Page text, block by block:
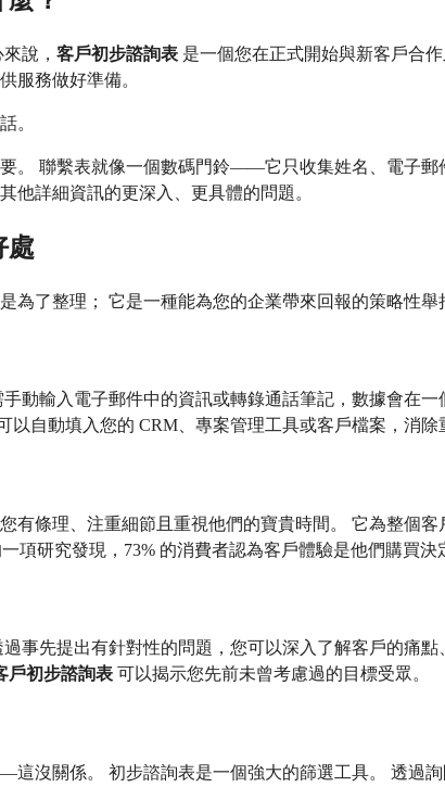
說， 客戶初步諮詢表 是一個您在正式開始與新客戶合作
服務做好準備。
。
。 聯繫表就像一個數碼門鈴——它只收集姓名、電子郵
他詳細資訊的更深入、更具體的問題。
處
為了整理； 它是一種能為您的企業帶來回報的策略性舉
動輸入電子郵件中的資訊或轉錄通話筆記，數據會在
以自動填入您的 CRM、專案管理工具或客戶檔案，消
有條理、注重細節且重視他們的寶貴時間。 它為整個
項研究發現，73% 的消費者認為客戶體驗是他們購買決
事先提出有針對性的問題，您可以深入了解客戶的痛
戶初步諮詢表 可以揭示您先前未曾考慮過的目標受眾。
沒關係。 初步諮詢表是一個強大的篩選工具。 透過